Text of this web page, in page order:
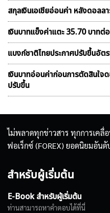
สกุลเงินเอเชียอ่อนค่า หลังดอล
เงินบาทแข็งค่าแตะ 35.70 บาทต่
แบงก์ชาติไทยประกาศปรับขึ้นอัต
เงินบาทอ่อนค่าก่อนการตัดสินใจ
ปรับขึ้น
ไม่พลาดทุกข่าวสาร ทุกการเคลื่
ฟอเร็กซ์ (FOREX) ยอดนิยมอัน
สำหรับผู้เริ่มต้น
E-Book สำหรับผู้เริ่มต้น
ท่านสามารถหาคำตอบได้ที่นี่